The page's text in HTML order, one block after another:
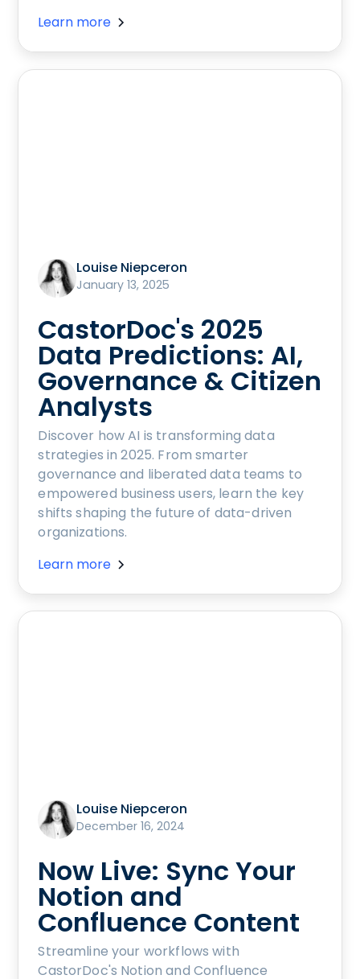
Learn more
Louise Niepceron
January 13, 2025
CastorDoc's 2025
Data Predictions: AI,
Governance & Citizen
Analysts
Discover how AI is transforming data
strategies in 2025. From smarter
governance and liberated data teams to
empowered business users, learn the key
shifts shaping the future of data-driven
organizations.
Learn more
Louise Niepceron
December 16, 2024
Now Live: Sync Your
Notion and
Confluence Content
Streamline your workflows with
CastorDoc's Notion and Confluence